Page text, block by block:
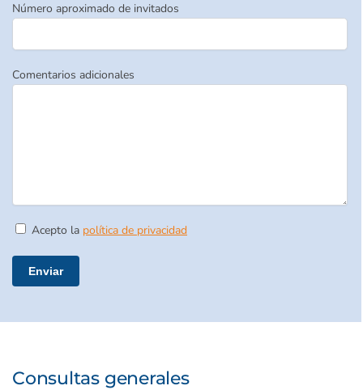
Número aproximado de invitados
Comentarios adicionales
Por favor, deja este campo vacío.
Acepto la política de privacidad
Consultas generales